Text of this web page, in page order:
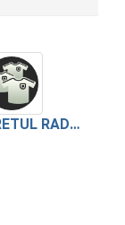
AS TINERETUL RADOIESTI